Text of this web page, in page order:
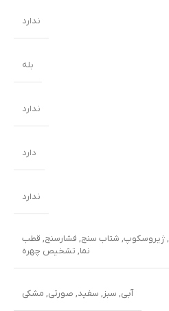
ندارد
بله
ندارد
دارد
ندارد
,ژیروسکوپ, شتاب سنج, فشارسنج, قطب
نما, تشخیص چهره
آبی, سبز, سفید, صورتی, مشکی